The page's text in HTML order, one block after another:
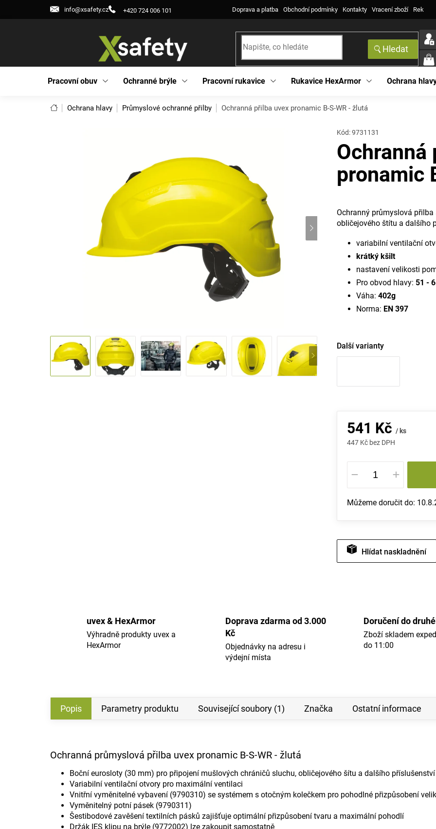
+420 724 006 101
info@xsafety.cz Doprava a platba Obchodní podmínky Kontakty Vracení zboží
Hledat
Pracovní obuv Ochranné brýle Pracovní rukavice Rukavice HexArmor Ochrana
DomůOchrana hlavy Průmyslové ochranné přilby Ochranná přilba uvex pronamic B-S-WR - žlutá
Ochranná
pronamic
Kód:9731131
Ochranný průmyslová
obličejového štítu a dalšího
variabilní ventilační
krátký kšilt
nastavení velikosti
Pro obvod hlavy: 51 -
Váha: 402g
Norma: EN 397
Další varianty
541 Kč / ks
447 Kč bez DPH
Měrná
cena:
Můžeme doručit do:
Hlídat
uvex & HexArmor
Výhradně produkty uvex a
HexArmor
Doprava zdarma od 3.000
Kč
Objednávky na adresu i
výdejní místa
Doručení do
Zboží skladem
do 11:00
Popis Parametry produktu Související soubory (1) Značka Ostatní informace
Ochranná průmyslová přilba uvex pronamic B-S-WR - žlutá
Boční eurosloty (30 mm) pro připojení mušlových chráničů sluchu, obličejového šítu a dalšího příslušenství
Variabilní ventilační otvory pro maximální ventilaci
Vnitřní vyměnitelné vybavení (9790310) se systémem s otočným kolečkem pro pohodlné přizpůsobení
Vyměnitelný potní pásek (9790311)
Šestibodové zavěšení textilních pásků zajišťuje optimální přizpůsobení tvaru a maximální pohodlí
Držák IES klipu na brýle (9772002) lze zakoupit samostatně